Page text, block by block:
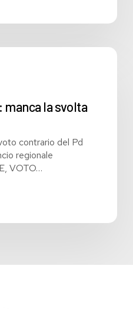
manca la svolta
contrario del Pd
regionale
VOTO…